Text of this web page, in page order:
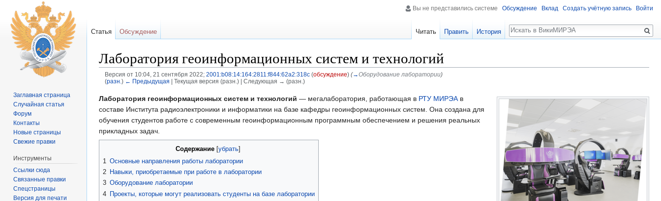
Лаборатория геоинформационных систем и технологий
Версия от 10:04, 21 сентября 2022; 2001:b08:14:164:2811:f844:62a2:318c (обсуждение) (→Оборудование лаборатории)
(разн. ) ← Предыдущая | Текущая версия (разн.) | Следующая → (разн.)
Лаборатория геоинформационных систем и технологий — мегалаборатория, работающая в РТУ МИРЭА в
составе Института радиоэлектроники и информатики на базе кафедры геоинформационных систем. Она создана для
обучения студентов работе с современным геоинформационным программным обеспечением и решения реальных
прикладных задач.
Содержание[убрать]
1 Основные направления работы лаборатории
2 Навыки, приобретаемые при работе в лаборатории
3 Оборудование лаборатории
4 Проекты, которые могут реализовать студенты на базе лаборатории
Вы не представились системе Обсуждение Вклад Создать учётную запись Войти
Статья Обсуждение Читать Править История
Поиск
Заглавная страница
Случайная статья
Форум
Контакты
Новые страницы
Свежие правки
Инструменты
Ссылки сюда
Связанные правки
Спецстраницы
Версия для печати